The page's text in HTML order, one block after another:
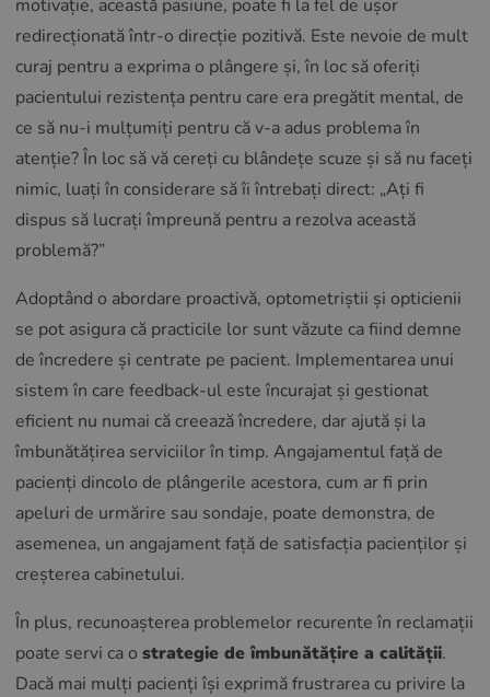
motivație, această pasiune, poate fi la fel de ușor
redirecționată într-o direcție pozitivă. Este nevoie de mult
curaj pentru a exprima o plângere și, în loc să oferiți
pacientului rezistența pentru care era pregătit mental, de
ce să nu-i mulțumiți pentru că v-a adus problema în
atenție? În loc să vă cereți cu blândețe scuze și să nu faceți
nimic, luați în considerare să îi întrebați direct: „Ați fi
dispus să lucrați împreună pentru a rezolva această
problemă?”
Adoptând o abordare proactivă, optometriștii și opticienii
se pot asigura că practicile lor sunt văzute ca fiind demne
de încredere și centrate pe pacient. Implementarea unui
sistem în care feedback-ul este încurajat și gestionat
eficient nu numai că creează încredere, dar ajută și la
îmbunătățirea serviciilor în timp. Angajamentul față de
pacienți dincolo de plângerile acestora, cum ar fi prin
apeluri de urmărire sau sondaje, poate demonstra, de
asemenea, un angajament față de satisfacția pacienților și
creșterea cabinetului.
În plus, recunoașterea problemelor recurente în reclamații
poate servi ca o strategie de îmbunătățire a calității.
Dacă mai mulți pacienți își exprimă frustrarea cu privire la